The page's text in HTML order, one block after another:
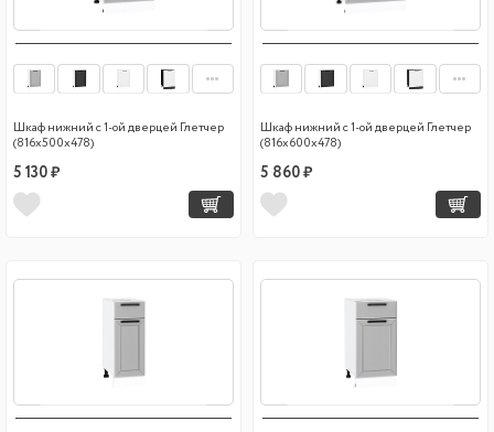
Шкаф нижний с 1-ой дверцей Глетчер
(816х500х478)
5 130 ₽
Шкаф нижний с 1-ой дверцей Глетчер
(816х600х478)
5 860 ₽